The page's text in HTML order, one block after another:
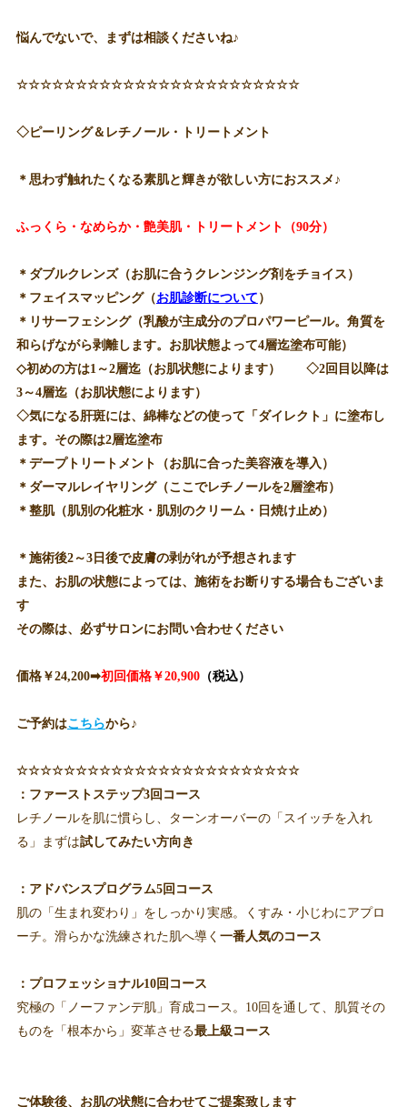
悩んでないで、まずは相談くださいね♪
☆☆☆☆☆☆☆☆☆☆☆☆☆☆☆☆☆☆☆☆☆☆☆☆
◇ピーリング＆レチノール・トリートメント
＊思わず触れたくなる素肌と輝きが欲しい方におススメ♪
ふっくら・なめらか・艶美肌・トリートメント（90分）
＊ダブルクレンズ（お肌に合うクレンジング剤をチョイス）
＊フェイスマッピング（お肌診断について ）
＊リサーフェシング（乳酸が主成分のプロパワーピール。角質を
和らげながら剥離します。お肌状態よって4層迄塗布可能）
◇初めの方は1～2層迄（お肌状態によります） ◇2回目以降は
3～4層迄（お肌状態によります）
◇気になる肝斑には、綿棒などの使って「ダイレクト」に塗布し
ます。その際は2層迄塗布
＊デープトリートメント（お肌に合った美容液を導入）
＊ダーマルレイヤリング（ここでレチノールを2層塗布）
＊整肌（肌別の化粧水・肌別のクリーム・日焼け止め）
＊施術後2～3日後で皮膚の剥がれが予想されます
また、お肌の状態によっては、施術をお断りする場合もございま
す
その際は、必ずサロンにお問い合わせください
価格￥24,200➡初回価格￥20,900（税込）
ご予約はこちらから♪
☆☆☆☆☆☆☆☆☆☆☆☆☆☆☆☆☆☆☆☆☆☆☆☆
：ファーストステップ3回コース
レチノールを肌に慣らし、ターンオーバーの「スイッチを入れ
る」まずは試してみたい方向き
：アドバンスプログラム5回コース
肌の「生まれ変わり」をしっかり実感。くすみ・小じわにアプロ
ーチ。滑らかな洗練された肌へ導く 一番人気のコース
：プロフェッショナル10回コース
究極の「ノーファンデ肌」育成コース。10回を通して、肌質その
ものを「根本から」変革させる最上級コース
ご体験後、お肌の状態に合わせてご提案致します